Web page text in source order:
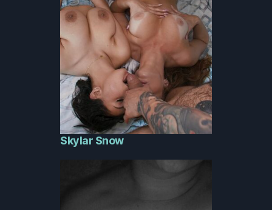
Skylar Snow